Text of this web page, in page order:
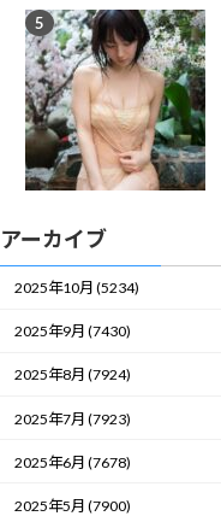
アーカイブ
2025年10月 (5234)
2025年9月 (7430)
2025年8月 (7924)
2025年7月 (7923)
2025年6月 (7678)
2025年5月 (7900)